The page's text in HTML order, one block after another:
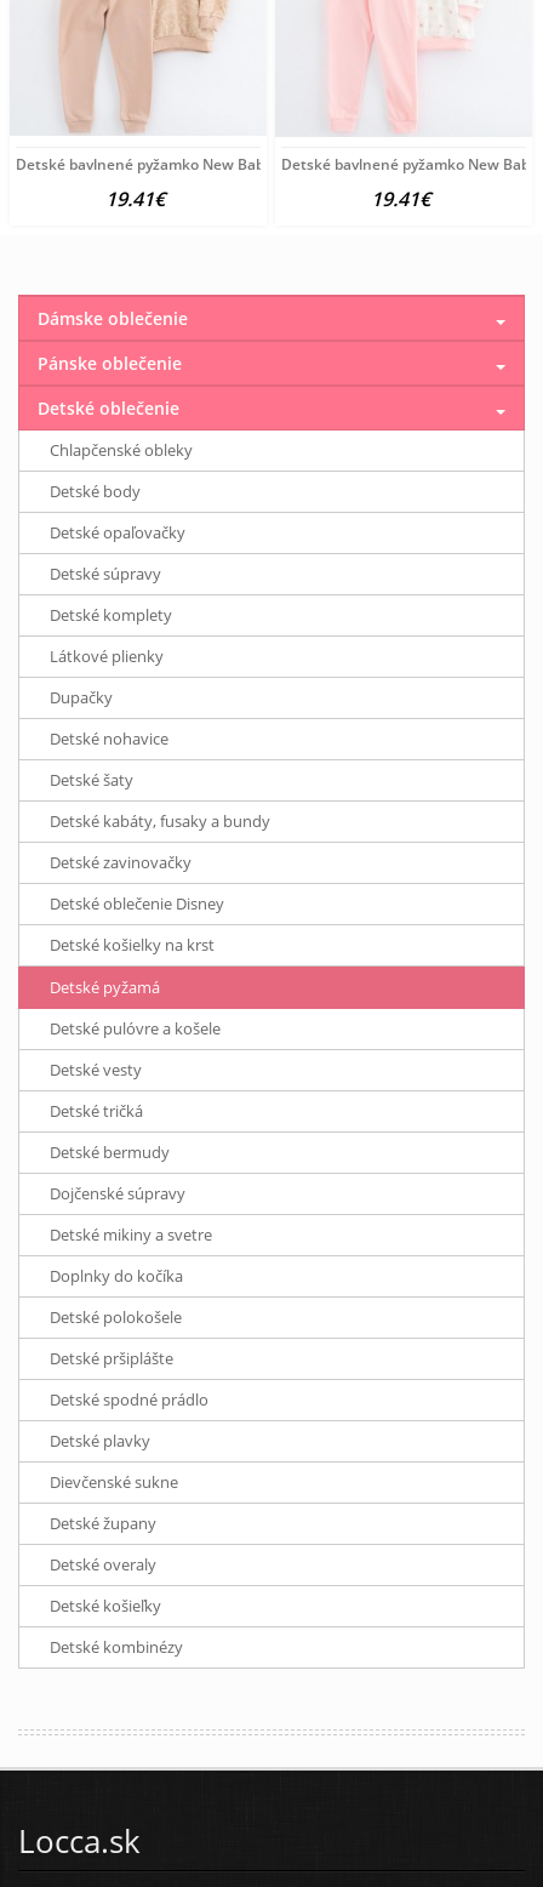
Detské bavlnené pyžamko New Baby beige dino béžová
19.41€
Detské bavlnené pyžamko New
19.41€
Dámske oblečenie
Pánske oblečenie
Detské oblečenie
Chlapčenské obleky
Detské body
Detské opaľovačky
Detské súpravy
Detské komplety
Látkové plienky
Dupačky
Detské nohavice
Detské šaty
Detské kabáty, fusaky a bundy
Detské zavinovačky
Detské oblečenie Disney
Detské košielky na krst
Detské pyžamá
Detské pulóvre a košele
Detské vesty
Detské tričká
Detské bermudy
Dojčenské súpravy
Detské mikiny a svetre
Doplnky do kočíka
Detské polokošele
Detské pršiplášte
Detské spodné prádlo
Detské plavky
Dievčenské sukne
Detské župany
Detské overaly
Detské košieľky
Detské kombinézy
Locca.sk